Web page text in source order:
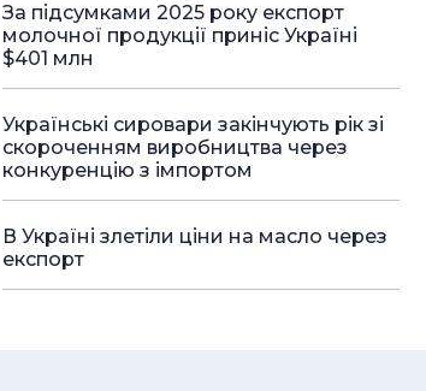
За підсумками 2025 року експорт
молочної продукції приніс Україні
$401 млн
Українські сировари закінчують рік зі
скороченням виробництва через
конкуренцію з імпортом
В Україні злетіли ціни на масло через
експорт